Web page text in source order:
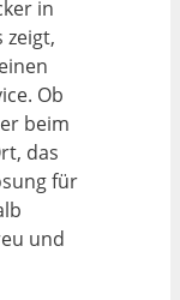
in
zeigt,
Ob
beim
das
für
und